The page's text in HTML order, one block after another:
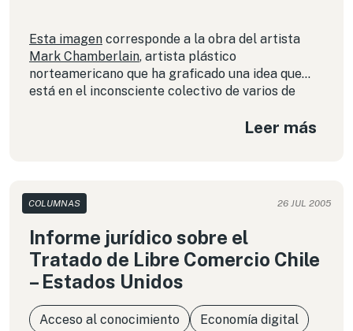
Esta imagen corresponde a la obra del artista
Mark Chamberlain, artista plástico
norteamericano que ha graficado una idea que
está en el inconsciente colectivo de varios de
Leer más
COLUMNAS 26 JUL 2005
Informe jurídico sobre el
Tratado de Libre Comercio Chile
– Estados Unidos
Acceso al conocimiento Economía digital